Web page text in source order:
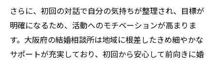
結婚相談所の初回相談で印象アップを目指
そう
お見合い成功に向けた結婚相談所のアドバ
イス活用
さらに、初回の対話で自分の気持ちが整理され、目標が
明確になるため、活動へのモチベーションが高まりま
す。大阪府の結婚相談所は地域に根差したきめ細やかな
サポートが充実しており、初回から安心して前向きに婚